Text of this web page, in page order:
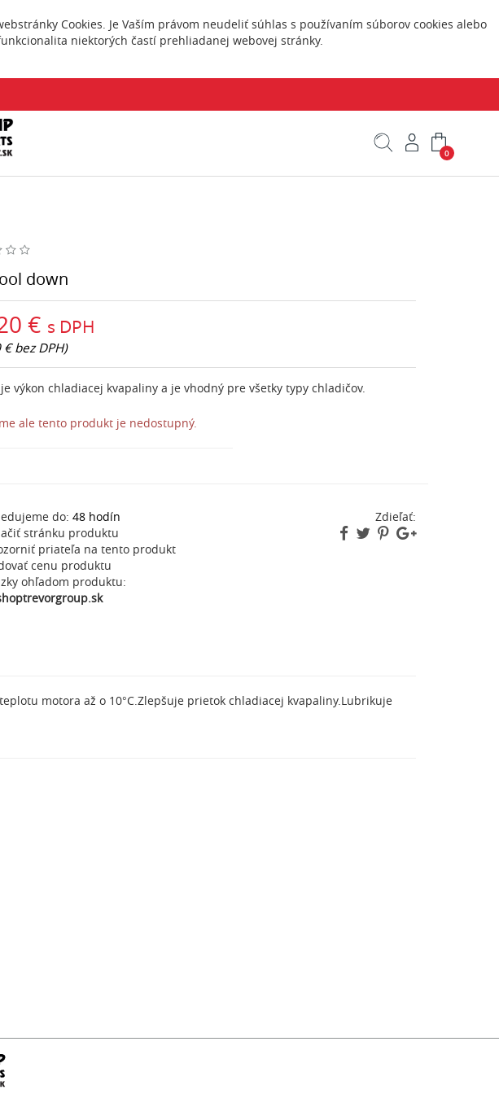
Cookies. Je Vaším právom neudeliť súhlas s používaním súborov cookies alebo
niektorých častí prehliadanej webovej stránky.
0
down
€ s DPH
€ bez DPH)
výkon chladiacej kvapaliny a je vhodný pre všetky typy chladičov.
ale tento produkt je nedostupný.
do:48 hodín
stránku produktu
priateľa na tento produkt
cenu produktu
ohľadom produktu:
Zdieľať:
motora až o 10°C.Zlepšuje prietok chladiacej kvapaliny.Lubrikuje